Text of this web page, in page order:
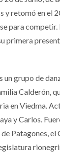
y retomó en el
para
primera
un grupo de
Calderón,
en Viedma.
y Carlos.
Patagones,